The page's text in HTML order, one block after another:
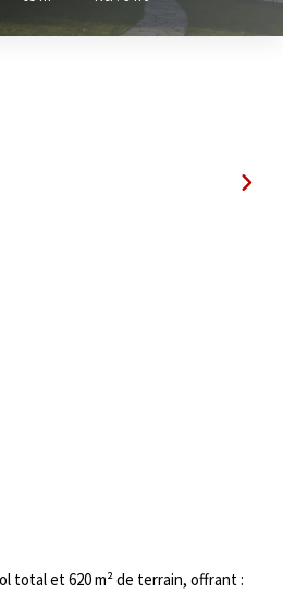
Propriétaire
total et 620 m² de terrain, offrant :